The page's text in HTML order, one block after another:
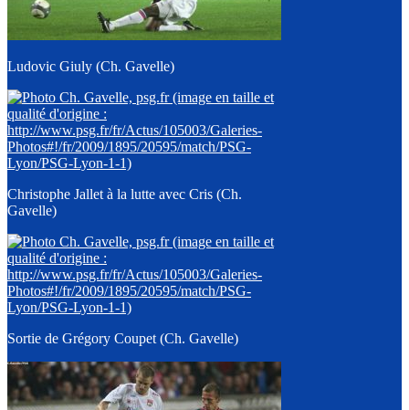
Ludovic Giuly (Ch. Gavelle)
Christophe Jallet à la lutte avec Cris (Ch.
Gavelle)
Sortie de Grégory Coupet (Ch. Gavelle)